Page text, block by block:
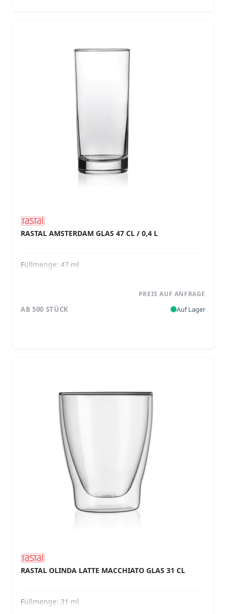
RASTAL AMSTERDAM GLAS 47 CL / 0,4 L
Füllmenge: 47 ml
PREIS AUF ANFRAGE
AB 500 STÜCK Auf Lager
RASTAL OLINDA LATTE MACCHIATO GLAS 31 CL
Füllmenge: 31 ml